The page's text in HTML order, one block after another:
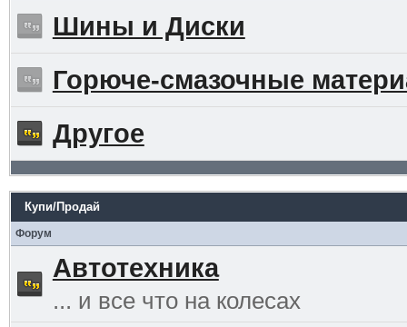
Шины и Диски
Горюче-смазочные
Другое
Купи/Продай
Форум
Автотехника
... и все что на колесах